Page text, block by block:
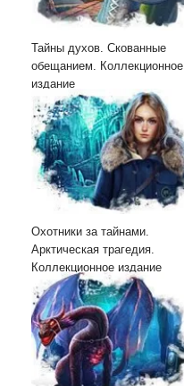
Тайны духов. Скованные
обещанием. Коллекционное
издание
Охотники за тайнами.
Арктическая трагедия.
Коллекционное издание